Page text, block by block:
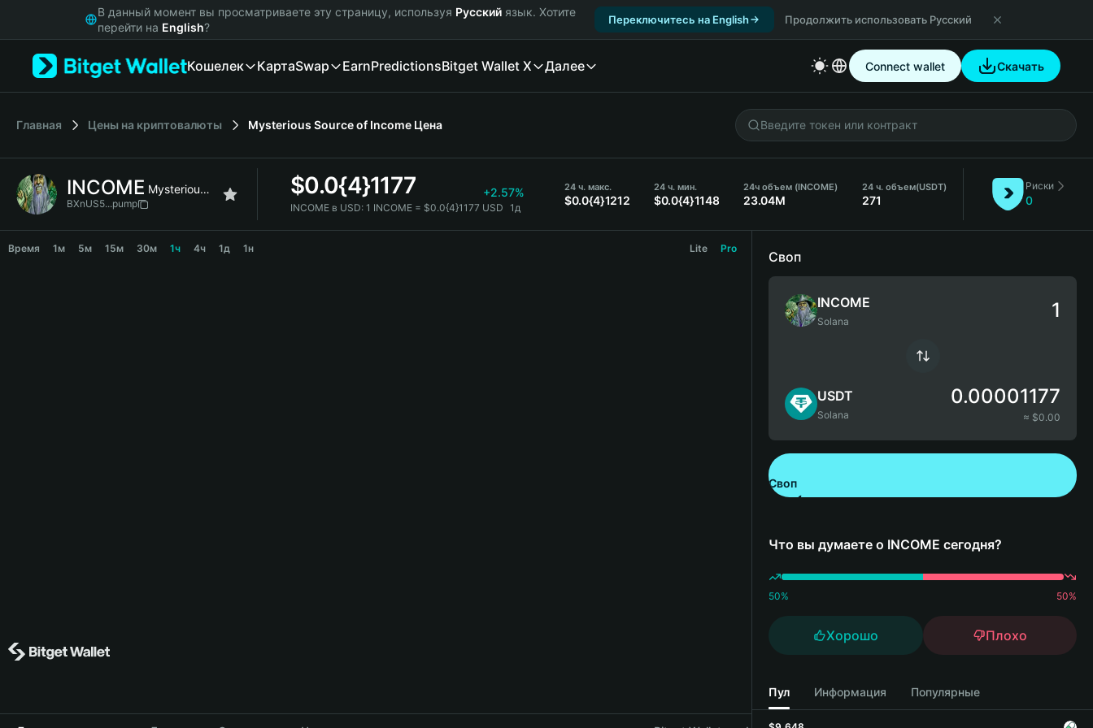
Русский
Italiano
简体中文
繁體中文
Bahasa Indonesia
В данный момент вы просматриваете эту страницу, используя Русский язык. Хотите
перейти на English?
Переключитесь на English Продолжить использовать Русский
Кошелек КартаSwap EarnPredictionsBitget Wallet X Далее Connect wallet Скачать
Главная Цены на криптовалюты Mysterious Source of Income Цена
INCOME Mysterious Source of Income
BXnUS5...pump
$0.0{4}1177 +2.57%
INCOME в USD: 1 INCOME = $0.0{4}1177 USD 1д
24 ч. макс.
$0.0{4}1212
24 ч. мин.
$0.0{4}1148
24ч объем (INCOME)
23.04M
24 ч. объем(USDT)
271
Риски
0
Время 1м 5м 15м 30м 1ч 4ч 1д 1н Lite Pro
Своп
INCOME
Solana
USDT
Solana
0.00001177
≈ $0.00
Своп
Что вы думаете о INCOME сегодня?
50% 50%
Хорошо Плохо
Пул Информация Популярные